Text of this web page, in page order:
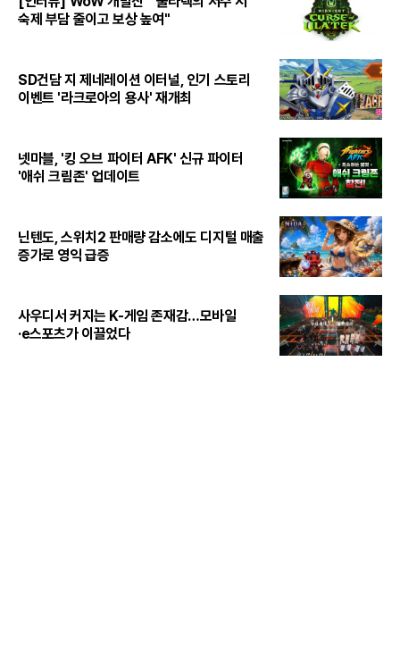
숙제 부담 줄이고 보상 높여"
SD건담 지 제네레이션 이터널, 인기 스토리
이벤트 '라크로아의 용사' 재개최
넷마블, '킹 오브 파이터 AFK' 신규 파이터
'애쉬 크림존' 업데이트
닌텐도, 스위치2 판매량 감소에도 디지털 매출
증가로 영익 급증
사우디서 커지는 K-게임 존재감…모바일
·e스포츠가 이끌었다